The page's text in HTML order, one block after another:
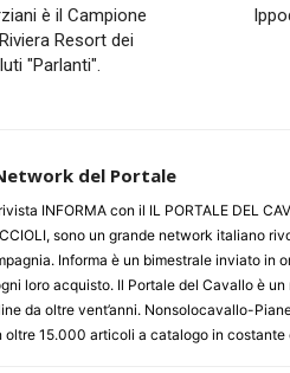
è il Campione
Resort dei
"Parlanti".
del Portale
INFORMA con il IL PORTALE DEL
sono un grande network italiano
Informa è un bimestrale inviato in
loro acquisto. Il Portale del Cavallo è
da oltre vent’anni. Nonsolocavallo-
oltre 15.000 articoli a catalogo in costante